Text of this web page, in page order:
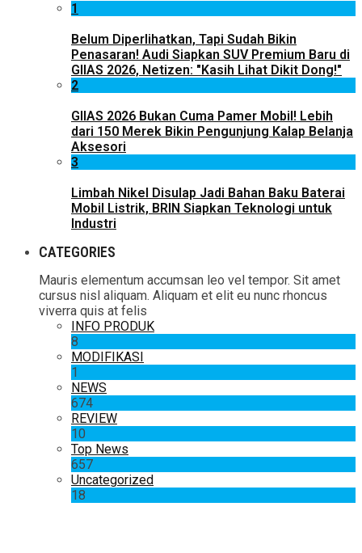
1
Belum Diperlihatkan, Tapi Sudah Bikin
Penasaran! Audi Siapkan SUV Premium Baru di
GIIAS 2026, Netizen: "Kasih Lihat Dikit Dong!"
2
GIIAS 2026 Bukan Cuma Pamer Mobil! Lebih
dari 150 Merek Bikin Pengunjung Kalap Belanja
Aksesori
3
Limbah Nikel Disulap Jadi Bahan Baku Baterai
Mobil Listrik, BRIN Siapkan Teknologi untuk
Industri
CATEGORIES
Mauris elementum accumsan leo vel tempor. Sit amet
cursus nisl aliquam. Aliquam et elit eu nunc rhoncus
viverra quis at felis
INFO PRODUK
8
MODIFIKASI
1
NEWS
674
REVIEW
10
Top News
657
Uncategorized
18